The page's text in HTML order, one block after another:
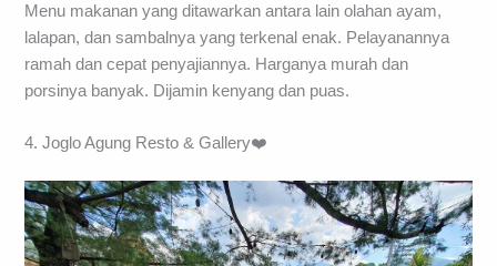
Menu makanan yang ditawarkan antara lain olahan ayam,
lalapan, dan sambalnya yang terkenal enak. Pelayanannya
ramah dan cepat penyajiannya. Harganya murah dan
porsinya banyak. Dijamin kenyang dan puas.
4. Joglo Agung Resto & Gallery❤️